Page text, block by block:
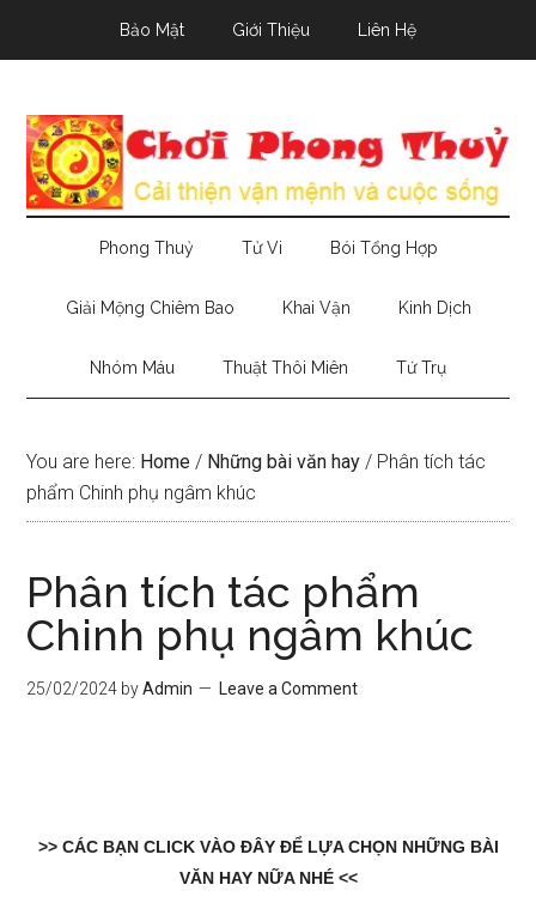
Bảo Mật Giới Thiệu Liên Hệ
Phong Thuỷ Tử Vi Bói Tổng Hợp
Giải Mộng Chiêm Bao Khai Vận Kinh Dịch
Nhóm Máu Thuật Thôi Miên Tứ Trụ
You are here: Home / Những bài văn hay / Phân tích tác
phẩm Chinh phụ ngâm khúc
Phân tích tác phẩm
Chinh phụ ngâm khúc
25/02/2024 byAdmin Leave a Comment
>> CÁC BẠN CLICK VÀO ĐÂY ĐỂ LỰA CHỌN NHỮNG BÀI
VĂN HAY NỮA NHÉ <<